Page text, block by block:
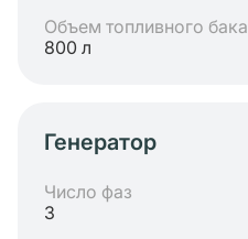
Объем топливного бака
800 л
Генератор
Число фаз
3